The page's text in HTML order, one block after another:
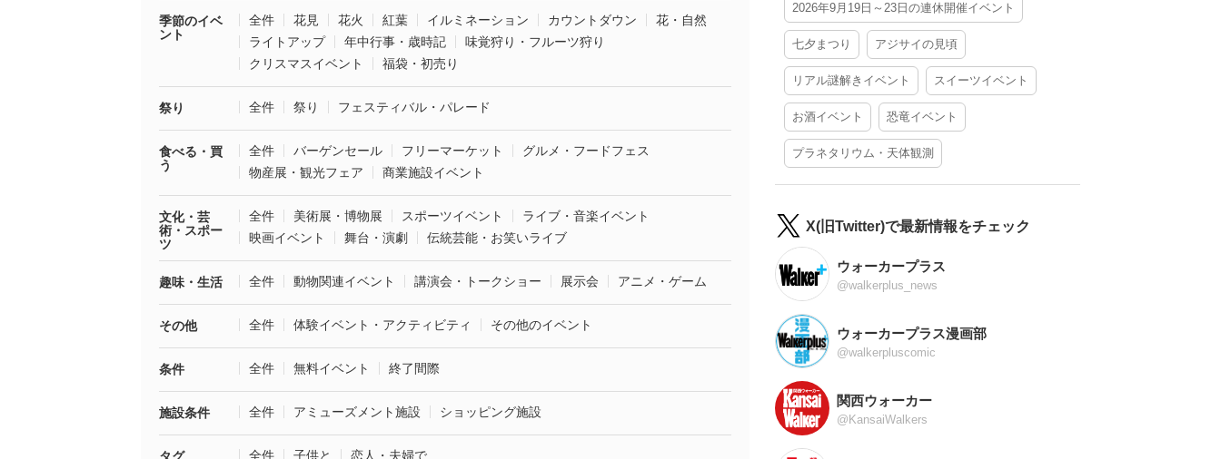
季節のイベ
ント
全件 花見 花火 紅葉 イルミネーション カウントダウン
花・自然
ライトアップ
年中行事・歳時記
味覚狩り・フルーツ狩り
クリスマスイベント
福袋・初売り
祭り 全件 祭り フェスティバル・パレード
食べる・買
う
全件 バーゲンセール フリーマーケット
グルメ・フードフェス
物産展・観光フェア
商業施設イベント
文化・芸
術・スポー
ツ
全件 美術展・博物展 スポーツイベント
ライブ・音楽イベント
映画イベント
舞台・演劇 伝統芸能・お笑いライブ
趣味・生活 全件 動物関連イベント 講演会・トークショー 展示会 アニメ・ゲーム
その他 全件 体験イベント・アクティビティ その他のイベント
条件 全件 無料イベント 終了間際
施設条件 全件 アミューズメント施設 ショッピング施設
全件 子供と 恋人・夫婦で
2026年9月19日～23日の連休開催イベント
七夕まつり アジサイの見頃
リアル謎解きイベント スイーツイベント
お酒イベント 恐竜イベント
プラネタリウム・天体観測
X(旧Twitter)で最新情報をチェック
ウォーカープラス
@walkerplus_news
ウォーカープラス漫画部
@walkerpluscomic
関西ウォーカー
@KansaiWalkers